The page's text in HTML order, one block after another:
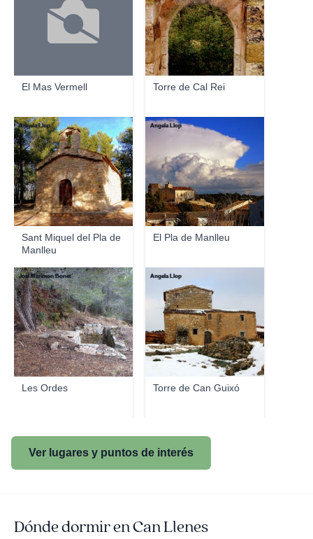
El Mas Vermell Torre de Cal Rei
Sant Miquel del Pla de
Manlleu
Angela Llop
El Pla de Manlleu
Angela Llop
Les Ordes
Joel Marimon Bonet
Torre de Can Guixó
Angela Llop
Ver lugares y puntos de interés
Dónde dormir en Can Llenes